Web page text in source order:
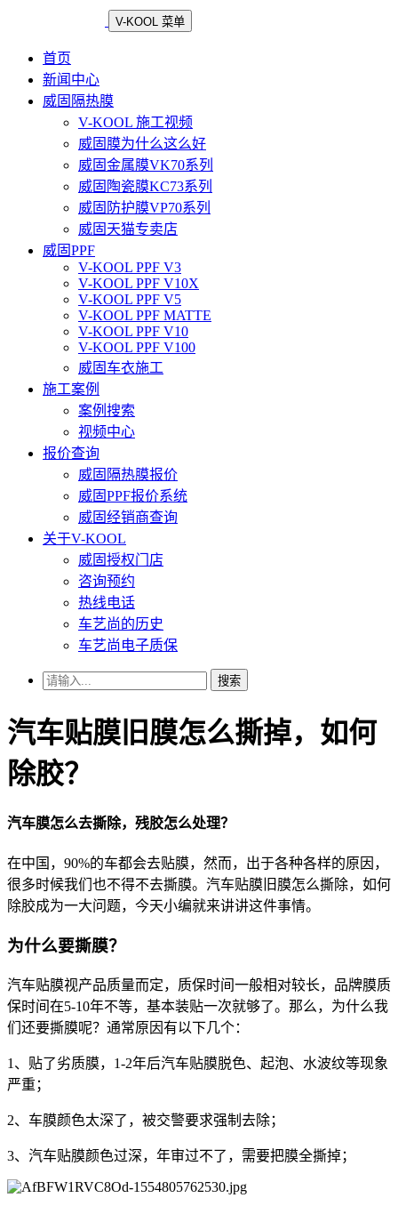
V-KOOL 菜单
首页
新闻中心
威固隔热膜
V-KOOL 施工视频
威固膜为什么这么好
威固金属膜VK70系列
威固陶瓷膜KC73系列
威固防护膜VP70系列
威固天猫专卖店
威固PPF
V-KOOL PPF V3
V-KOOL PPF V10X
V-KOOL PPF V5
V-KOOL PPF MATTE
V-KOOL PPF V10
V-KOOL PPF V100
威固车衣施工
施工案例
案例搜索
视频中心
报价查询
威固隔热膜报价
威固PPF报价系统
威固经销商查询
关于V-KOOL
威固授权门店
咨询预约
热线电话
车艺尚的历史
车艺尚电子质保
搜索
汽车贴膜旧膜怎么撕掉，如何
除胶？
汽车膜怎么去撕除，残胶怎么处理？
在中国，90%的车都会去贴膜，然而，出于各种各样的原因，
很多时候我们也不得不去撕膜。汽车贴膜旧膜怎么撕除，如何
除胶成为一大问题，今天小编就来讲讲这件事情。
为什么要撕膜？
汽车贴膜视产品质量而定，质保时间一般相对较长，品牌膜质
保时间在5-10年不等，基本装贴一次就够了。那么，为什么我
们还要撕膜呢？通常原因有以下几个：
1、贴了劣质膜，1-2年后汽车贴膜脱色、起泡、水波纹等现象
严重；
2、车膜颜色太深了，被交警要求强制去除；
3、汽车贴膜颜色过深，年审过不了，需要把膜全撕掉；